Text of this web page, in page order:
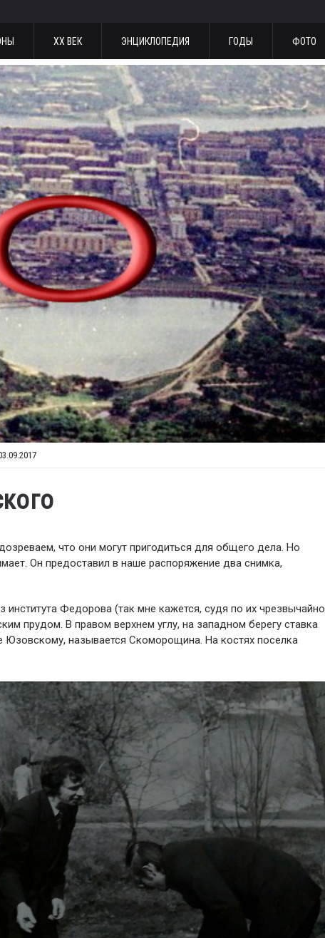
ХХ ВЕК ЭНЦИКЛОПЕДИЯ ГОДЫ ФОТО
что они могут пригодиться для общего дела. Но
Он предоставил в наше распоряжение два снимка,
Федорова (так мне кажется, судя по их чрезвычайно
прудом. В правом верхнем углу, на западном берегу ставка
называется Скоморощина. На костях поселка